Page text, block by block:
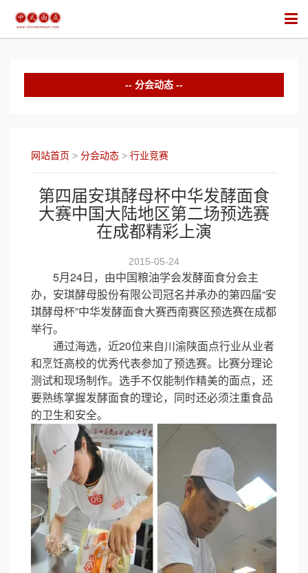
分会动态
行业竞赛
网站首页 > 分会动态 > 行业竞赛
第四届安琪酵母杯中华发酵面食
大赛中国大陆地区第二场预选赛
在成都精彩上演
2015-05-24
5月24日，由中国粮油学会发酵面食分会主
办，安琪酵母股份有限公司冠名并承办的第四届“安
琪酵母杯”中华发酵面食大赛西南赛区预选赛在成都
举行。
通过海选，近20位来自川渝陕面点行业从业者
和烹饪高校的优秀代表参加了预选赛。比赛分理论
测试和现场制作。选手不仅能制作精美的面点，还
要熟练掌握发酵面食的理论，同时还必须注重食品
的卫生和安全。